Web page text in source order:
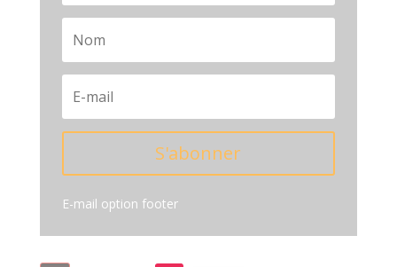
S'abonner
E-mail option footer